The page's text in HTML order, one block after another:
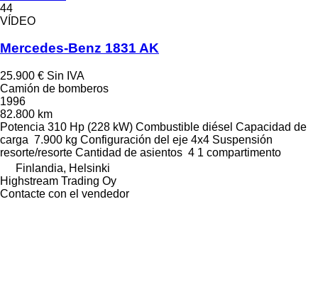
44
VÍDEO
Mercedes-Benz 1831 AK
25.900 € Sin IVA
Camión de bomberos
1996
82.800 km
Potencia 310 Hp (228 kW) Combustible diésel Capacidad de
carga 7.900 kg Configuración del eje 4x4 Suspensión
resorte/resorte Cantidad de asientos 4 1 compartimento
Finlandia, Helsinki
Highstream Trading Oy
Contacte con el vendedor